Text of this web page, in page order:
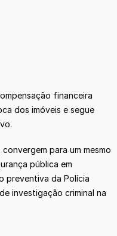
financeira
dos imóveis e segue
para um mesmo
pública em
preventiva da Polícia
investigação criminal na